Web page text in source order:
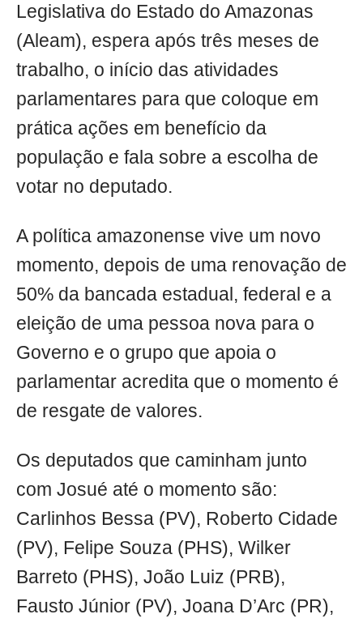
Legislativa do Estado do Amazonas
(Aleam), espera após três meses de
trabalho, o início das atividades
parlamentares para que coloque em
prática ações em benefício da
população e fala sobre a escolha de
votar no deputado.
A política amazonense vive um novo
momento, depois de uma renovação de
50% da bancada estadual, federal e a
eleição de uma pessoa nova para o
Governo e o grupo que apoia o
parlamentar acredita que o momento é
de resgate de valores.
Os deputados que caminham junto
com Josué até o momento são:
Carlinhos Bessa (PV), Roberto Cidade
(PV), Felipe Souza (PHS), Wilker
Barreto (PHS), João Luiz (PRB),
Fausto Júnior (PV), Joana D’Arc (PR),